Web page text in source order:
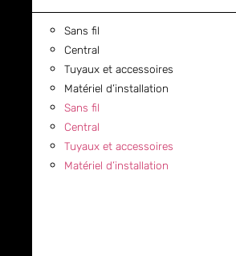
Sans fil
Central
Tuyaux et accessoires
Matériel d’installation
Sans fil
Central
Tuyaux et accessoires
Matériel d’installation